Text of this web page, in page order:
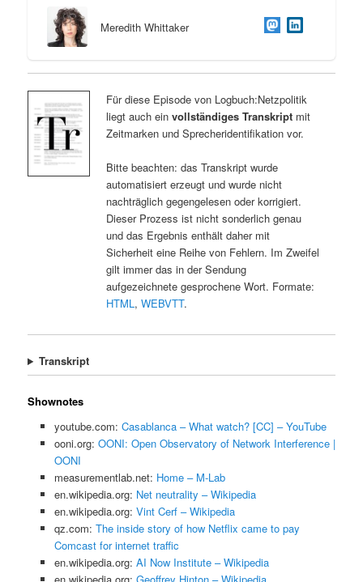
Meredith Whittaker
Für diese Episode von Logbuch:Netzpolitik
liegt auch ein vollständiges Transkriptmit
Zeitmarken und Sprecheridentifikation vor.
Bitte beachten: das Transkript wurde
automatisiert erzeugt und wurde nicht
nachträglich gegengelesen oder korrigiert.
Dieser Prozess ist nicht sonderlich genau
und das Ergebnis enthält daher mit
Sicherheit eine Reihe von Fehlern. Im Zweifel
gilt immer das in der Sendung
aufgezeichnete gesprochene Wort. Formate:
HTML, WEBVTT.
Transkript
Shownotes
youtube.com: Casablanca – What watch? [CC] – YouTube
ooni.org: OONI: Open Observatory of Network Interference |
OONI
measurementlab.net: Home – M-Lab
en.wikipedia.org: Net neutrality – Wikipedia
en.wikipedia.org: Vint Cerf – Wikipedia
qz.com: The inside story of how Netflix came to pay
Comcast for internet traffic
en.wikipedia.org: AI Now Institute – Wikipedia